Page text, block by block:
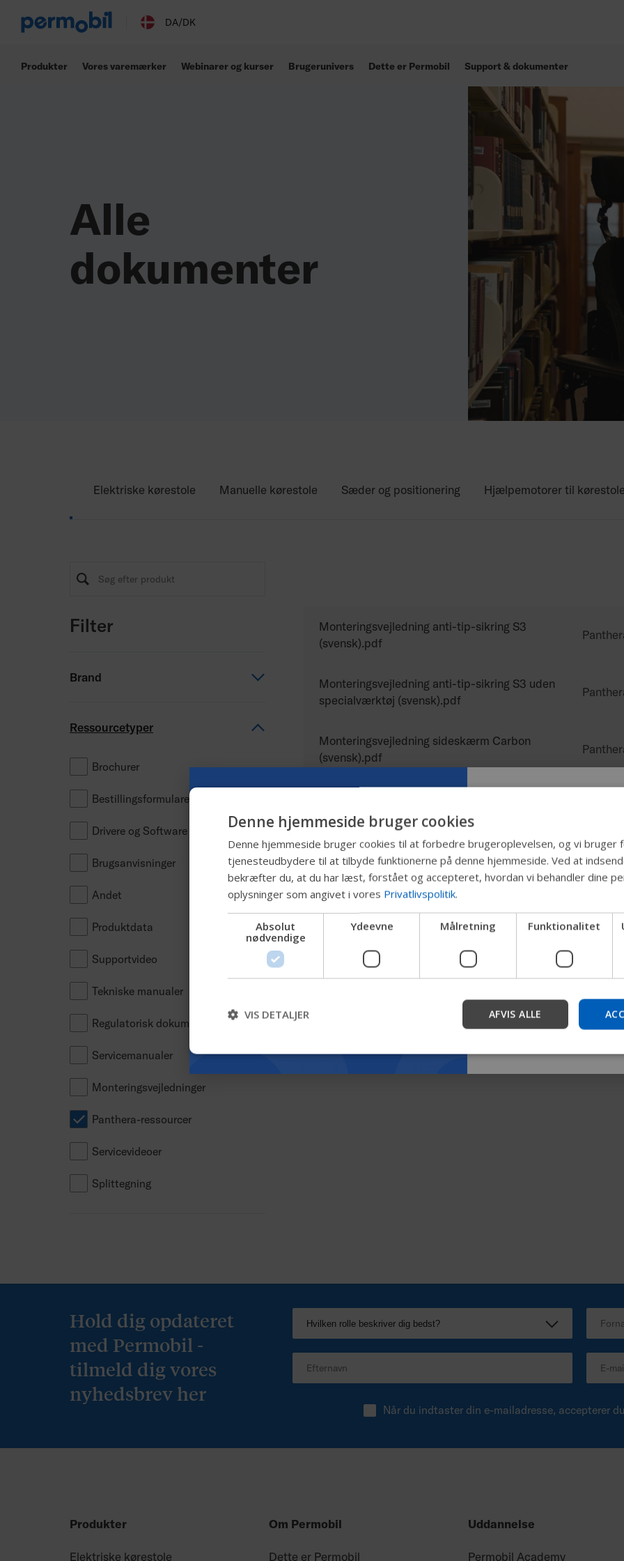
DA/DK
Produkter Vores varemærker Webinarer og kurser Brugerunivers Dette er Permobil Support & dokumenter
Alle
dokumenter
Elektriske kørestole Manuelle kørestole Sæder og positionering Hjælpemotorer til kørestole
Filter
Brand
Ressourcetyper
Brochurer
Bestillingsformularer
Drivere og Software
Brugsanvisninger
Andet
Produktdata
Supportvideo
Tekniske manualer
Regulatorisk dokumentation
Servicemanualer
Monteringsvejledninger
Panthera-ressourcer
Servicevideoer
Splittegning
Monteringsvejledning anti-tip-sikring S3
(svensk).pdf
Monteringsvejledning anti-tip-sikring S3 uden
specialværktøj (svensk).pdf
Monteringsvejledning sideskærm Carbon
(svensk).pdf
(svensk).pdf
Sædehøjdematrix (svensk).pdf
Servicevejledning Panthera (svensk).pdf
Hold dig opdateret
med Permobil -
tilmeld dig vores
nyhedsbrev her
Når du indtaster din e-mailadresse, accepterer
Produkter
Elektriske kørestole
Om Permobil
Dette er Permobil
Uddannelse
Permobil Academy
Prøv vores
Permobil-
Vi tester en hurtigere
produkter, få
enhedssupport.
Denne hjemmeside bruger cookies
Denne hjemmeside bruger cookies til at forbedre brugeroplevelsen, og vi bruger
tjenesteudbydere til at tilbyde funktionerne på denne hjemmeside. Ved at
bekræfter du, at du har læst, forstået og accepteret, hvordan vi behandler dine
oplysninger som angivet i vores Privatlivspolitik.
Absolut
nødvendige
Ydeevne Målretning Funktionalitet
AFVIS ALLE
VIS DETALJER